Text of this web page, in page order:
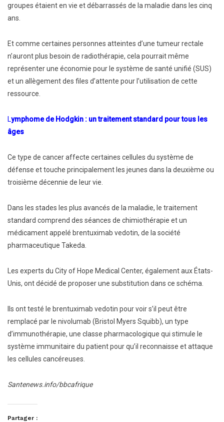
groupes étaient en vie et débarrassés de la maladie dans les cinq
ans.
Et comme certaines personnes atteintes d’une tumeur rectale
n’auront plus besoin de radiothérapie, cela pourrait même
représenter une économie pour le système de santé unifié (SUS)
et un allègement des files d’attente pour l’utilisation de cette
ressource.
Lymphome de Hodgkin : un traitement standard pour tous les
âges
Ce type de cancer affecte certaines cellules du système de
défense et touche principalement les jeunes dans la deuxième ou
troisième décennie de leur vie.
Dans les stades les plus avancés de la maladie, le traitement
standard comprend des séances de chimiothérapie et un
médicament appelé brentuximab vedotin, de la société
pharmaceutique Takeda.
Les experts du City of Hope Medical Center, également aux États-
Unis, ont décidé de proposer une substitution dans ce schéma.
Ils ont testé le brentuximab vedotin pour voir s’il peut être
remplacé par le nivolumab (Bristol Myers Squibb), un type
d’immunothérapie, une classe pharmacologique qui stimule le
système immunitaire du patient pour qu’il reconnaisse et attaque
les cellules cancéreuses.
Santenews.info/bbcafrique
Partager :